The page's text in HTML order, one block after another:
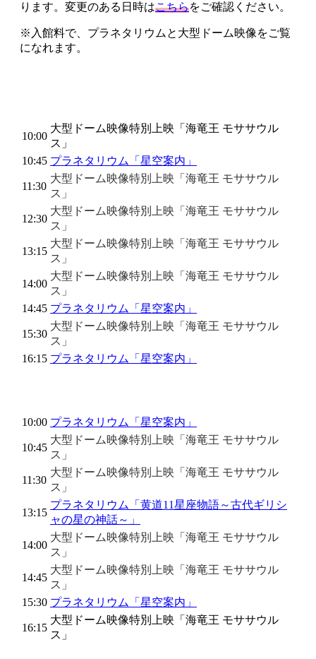
ります。変更のある日時はこちらをご確認ください。
※入館料で、プラネタリウムと大型ドーム映像をご覧
になれます。
10:00
大型ドーム映像特別上映「海竜王 モササウル
ス」
10:45 プラネタリウム「星空案内」
11:30
大型ドーム映像特別上映「海竜王 モササウル
ス」
12:30
大型ドーム映像特別上映「海竜王 モササウル
ス」
13:15
大型ドーム映像特別上映「海竜王 モササウル
ス」
14:00
大型ドーム映像特別上映「海竜王 モササウル
ス」
14:45 プラネタリウム「星空案内」
15:30
大型ドーム映像特別上映「海竜王 モササウル
ス」
16:15 プラネタリウム「星空案内」
10:00 プラネタリウム「星空案内」
10:45
大型ドーム映像特別上映「海竜王 モササウル
ス」
11:30
大型ドーム映像特別上映「海竜王 モササウル
ス」
13:15
プラネタリウム「黄道11星座物語～古代ギリシ
ャの星の神話～」
14:00
大型ドーム映像特別上映「海竜王 モササウル
ス」
14:45
大型ドーム映像特別上映「海竜王 モササウル
ス」
15:30 プラネタリウム「星空案内」
16:15
大型ドーム映像特別上映「海竜王 モササウル
ス」